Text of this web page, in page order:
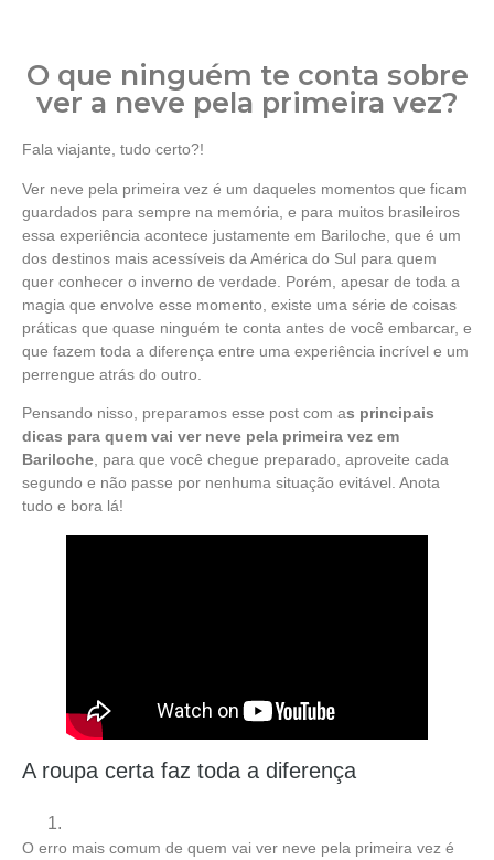
O que ninguém te conta sobre
ver a neve pela primeira vez?
Fala viajante, tudo certo?!
Ver neve pela primeira vez é um daqueles momentos que ficam
guardados para sempre na memória, e para muitos brasileiros
essa experiência acontece justamente em Bariloche, que é um
dos destinos mais acessíveis da América do Sul para quem
quer conhecer o inverno de verdade. Porém, apesar de toda a
magia que envolve esse momento, existe uma série de coisas
práticas que quase ninguém te conta antes de você embarcar, e
que fazem toda a diferença entre uma experiência incrível e um
perrengue atrás do outro.
Pensando nisso, preparamos esse post com as principais
dicas para quem vai ver neve pela primeira vez em
Bariloche , para que você chegue preparado, aproveite cada
segundo e não passe por nenhuma situação evitável. Anota
tudo e bora lá!
A roupa certa faz toda a diferença
O erro mais comum de quem vai ver neve pela primeira vez é